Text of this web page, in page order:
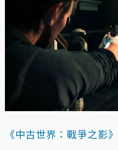
《中古世界：戰爭之影